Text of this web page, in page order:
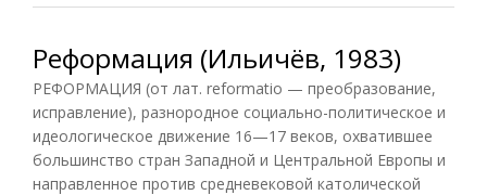
Реформация (Ильичёв, 1983)
РЕФОРМАЦИЯ (от лат. reformatio — преобразование,
исправление), разнородное социально-политическое и
идеологическое движение 16—17 веков, охватившее
большинство стран Западной и Центральной Европы и
направленное против средневековой католической